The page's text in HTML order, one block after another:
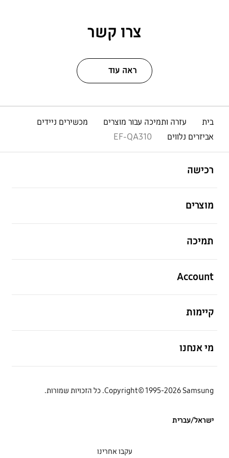
צרו קשר
ראה עוד
בית עזרה ותמיכה עבור מוצרים
מכשירים ניידים
אביזרים נלווים
EF-QA310
רכישה
מוצרים
תמיכה
Account
קיימות
מי אנחנו
Copyright© 1995-2026 Samsung. כל הזכויות שמורות.
ישראל/עברית
עקבו אחרינו